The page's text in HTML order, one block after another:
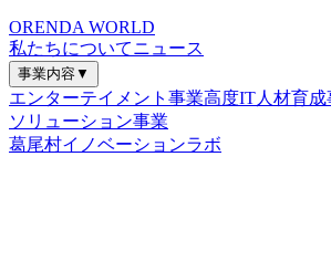
ORENDA WORLD
私たちについてニュース
事業内容▼
エンターテイメント事業高度IT人材育成
ソリューション事業
葛尾村イノベーションラボ